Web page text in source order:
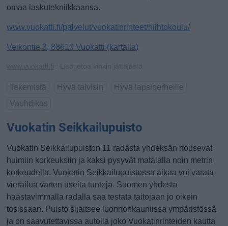
omaa laskutekniikkaansa.
www.vuokatti.fi/palvelut/vuokatinrinteet/hiihtokoulu/
Veikontie 3, 88610 Vuokatti (kartalla)
www.vuokatti.fi : Lisätietoa vinkin jättäjästä
Tekemistä Hyvä talvisin
Hyvä lapsiperheille
Vauhdikas
Vuokatin Seikkailupuisto
Vuokatin Seikkailupuiston 11 radasta yhdeksän nousevat
huimiin korkeuksiin ja kaksi pysyvät matalalla noin metrin
korkeudella. Vuokatin Seikkailupuistossa aikaa voi varata
vierailua varten useita tunteja. Suomen yhdestä
haastavimmalla radalla saa testata taitojaan jo oikein
tosissaan. Puisto sijaitsee luonnonkauniissa ympäristössä
ja on saavutettavissa autolla joko Vuokatinrinteiden kautta